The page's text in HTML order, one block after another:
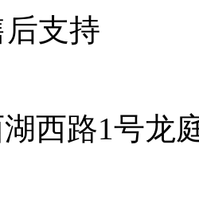
后支持
西路1号龙